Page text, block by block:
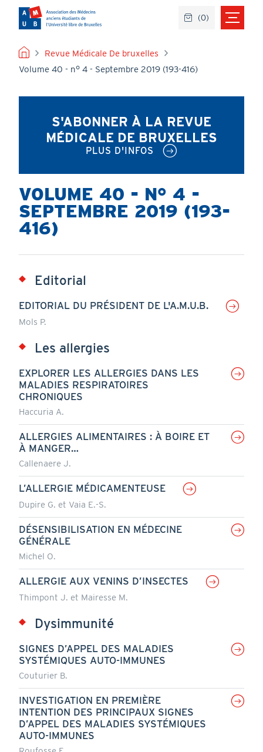
contenu
principal
FIL
D'ARIANE
Revue Médicale De bruxelles
Volume 40 - n° 4 - Septembre 2019 (193-416)
VOLUME 40 - N° 4 -
SEPTEMBRE 2019 (193-
416)
Editorial
EDITORIAL DU PRÉSIDENT DE L'A.M.U.B.
Mols P.
Les allergies
EXPLORER LES ALLERGIES DANS LES
MALADIES RESPIRATOIRES
CHRONIQUES
Haccuria A.
ALLERGIES ALIMENTAIRES : À BOIRE ET
À MANGER…
Callenaere J.
L’ALLERGIE MÉDICAMENTEUSE
Dupire G. et Vaia E.-S.
DÉSENSIBILISATION EN MÉDECINE
GÉNÉRALE
Michel O.
ALLERGIE AUX VENINS D’INSECTES
Thimpont J. et Mairesse M.
Dysimmunité
SIGNES D’APPEL DES MALADIES
SYSTÉMIQUES AUTO-IMMUNES
Couturier B.
INVESTIGATION EN PREMIÈRE
INTENTION DES PRINCIPAUX SIGNES
D’APPEL DES MALADIES SYSTÉMIQUES
AUTO-IMMUNES
S'ABONNER À LA REVUE
MÉDICALE DE BRUXELLES
PLUS D'INFOS
(0)